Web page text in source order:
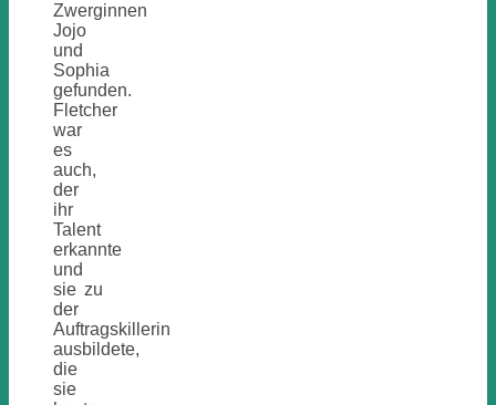
Zwerginnen
Jojo
und
Sophia
gefunden.
Fletcher
war
es
auch,
der
ihr
Talent
erkannte
und
sie zu
der
Auftragskillerin
ausbildete,
die
sie